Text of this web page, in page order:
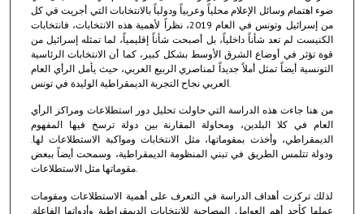
ضوء اهتمام وسائل الإعلام محلياً وعربياً ودولياً بالانتخابات التي أجريت في كل
من إسرائيل وتونس في العام 2019، نظراً لأهمية هذه الانتخابات، فانتخابات
الكنيست لم تعد شأناً داخلياً، بل أصبحت شأناً إقليمياً، لما تمثله إسرائيل من
قوة تؤثر في أوضاع الشرق الأوسط بشكل كبير، كما أن الانتخابات الرئاسية
التونسية أيضاً تمثل أملاً جديداً لمناصري الربيع العربي، حيث يأمل الرأي العام
العربي نجاح التجربة الديمقراطية الوليدة في تونس.
من هنا جاءت هذه الدراسة التي حاولت تحليل دور استطلاعات ومراكز الرأي
العام في كلا البلدين، ومحاولة المقارنة بين دولة ترسخ فيها المفهوم
الديمقراطي، وأخذت بمقوماتها، مثل الانتخابات ومواكبة الاستطلاعات لها.
ودولة تتلمس الطريق في تبني المنظومة الديمقراطية، وسمحت أيضاً ببعض
مقوماتها مثل الاستطلاعات.
لذلك تركزت أهداف الدراسة في التعرف على أهمية الاستطلاعات ومقومات
عملها كأحد أهم العوامل المصاحبة للانتخابات الديمقراطية وأدواتها الفاعلة.